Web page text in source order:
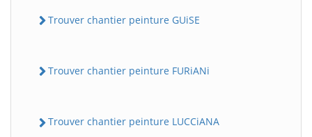
Trouver chantier peinture GUiSE
Trouver chantier peinture FURiANi
Trouver chantier peinture LUCCiANA